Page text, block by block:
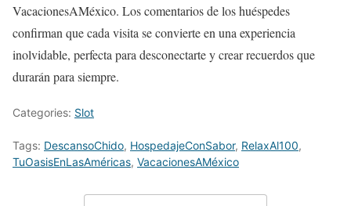
VacacionesAMéxico. Los comentarios de los huéspedes
confirman que cada visita se convierte en una experiencia
inolvidable, perfecta para desconectarte y crear recuerdos que
durarán para siempre.
Categories: Slot
Tags: DescansoChido, HospedajeConSabor, RelaxAl100,
TuOasisEnLasAméricas, VacacionesAMéxico